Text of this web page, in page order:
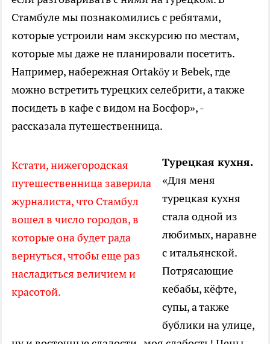
Стамбуле мы познакомились с ребятами,
которые устроили нам экскурсию по местам,
которые мы даже не планировали посетить.
Например, набережная Ortaköy и Bebek, где
можно встретить турецких селебрити, а также
посидеть в кафе с видом на Босфор», -
рассказала путешественница.
Кстати, нижегородская
путешественница заверила
журналиста, что Стамбул
вошел в число городов, в
которые она будет рада
вернуться, чтобы еще раз
насладиться величием и
красотой.
Турецкая кухня.
«Для меня
турецкая кухня
стала одной из
любимых, наравне
с итальянской.
Потрясающие
кебабы, кёфте,
супы, а также
бублики на улице,